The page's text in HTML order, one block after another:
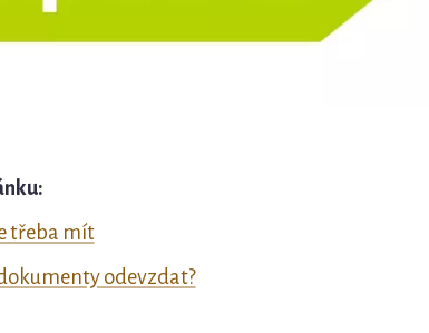
třeba mít
odevzdat?